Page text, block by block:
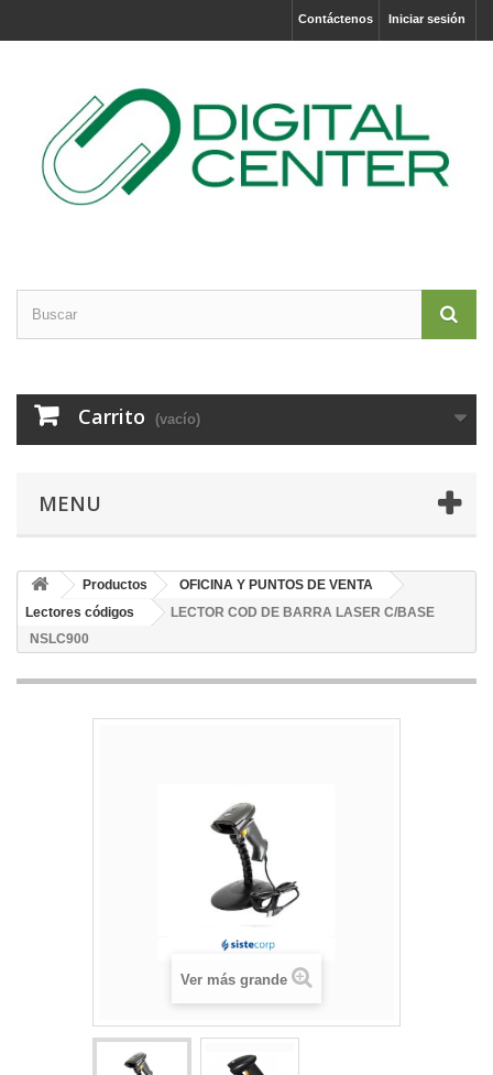
Iniciar sesión
Contáctenos
Carrito (vacío)
MENU
Productos
OFICINA Y PUNTOS DE VENTA
Lectores códigos
LECTOR COD DE BARRA LASER C/BASE
NSLC900
Ver más grande